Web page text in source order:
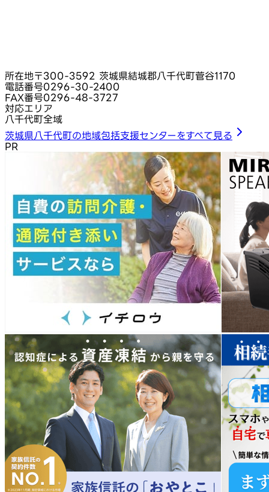
所在地〒300-3592 茨城県結城郡八千代町菅谷1170
電話番号0296-30-2400
FAX番号0296-48-3727
対応エリア
八千代町全域
茨城県八千代町の地域包括支援センターをすべて見る
PR